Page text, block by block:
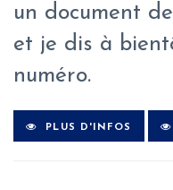
un document
et je dis à
numéro.
PLUS D'INFOS